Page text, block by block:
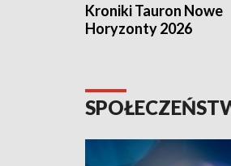
Kroniki Tauron Nowe
Horyzonty 2026